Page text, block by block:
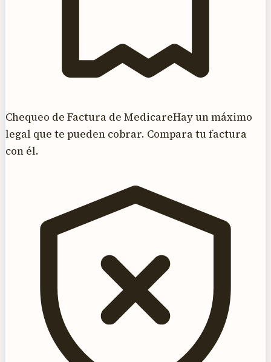
Chequeo de Factura de MedicareHay un máximo
legal que te pueden cobrar. Compara tu factura
con él.